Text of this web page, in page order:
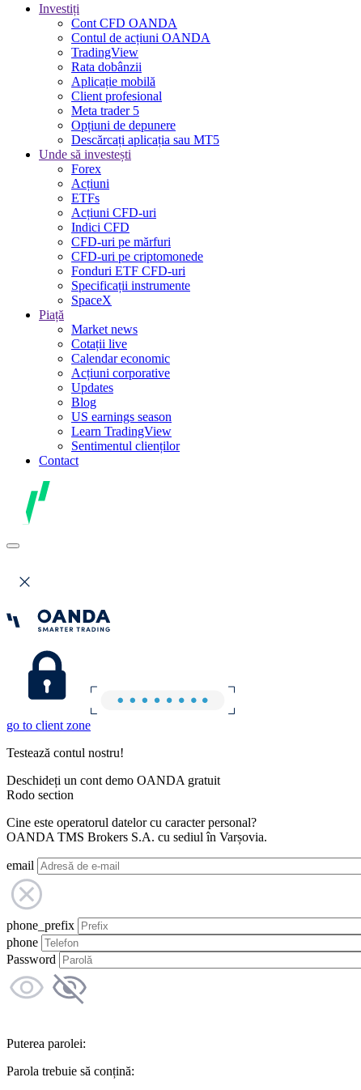
Investiți
Cont CFD OANDA
Contul de acțiuni OANDA
TradingView
Rata dobânzii
Aplicație mobilă
Client profesional
Meta trader 5
Opțiuni de depunere
Descărcați aplicația sau MT5
Unde să investești
Forex
Acțiuni
ETFs
Acțiuni CFD-uri
Indici CFD
CFD-uri pe mărfuri
CFD-uri pe criptomonede
Fonduri ETF CFD-uri
Specificații instrumente
SpaceX
Piață
Market news
Cotații live
Calendar economic
Acțiuni corporative
Updates
Blog
US earnings season
Learn TradingView
Sentimentul clienților
Contact
go to client zone
Testează contul nostru!
Deschideți un cont demo OANDA gratuit
Rodo section
Cine este operatorul datelor cu caracter personal?
OANDA TMS Brokers S.A. cu sediul în Varșovia.
email
phone_prefix
phone
Password
Puterea parolei:
Parola trebuie să conțină: